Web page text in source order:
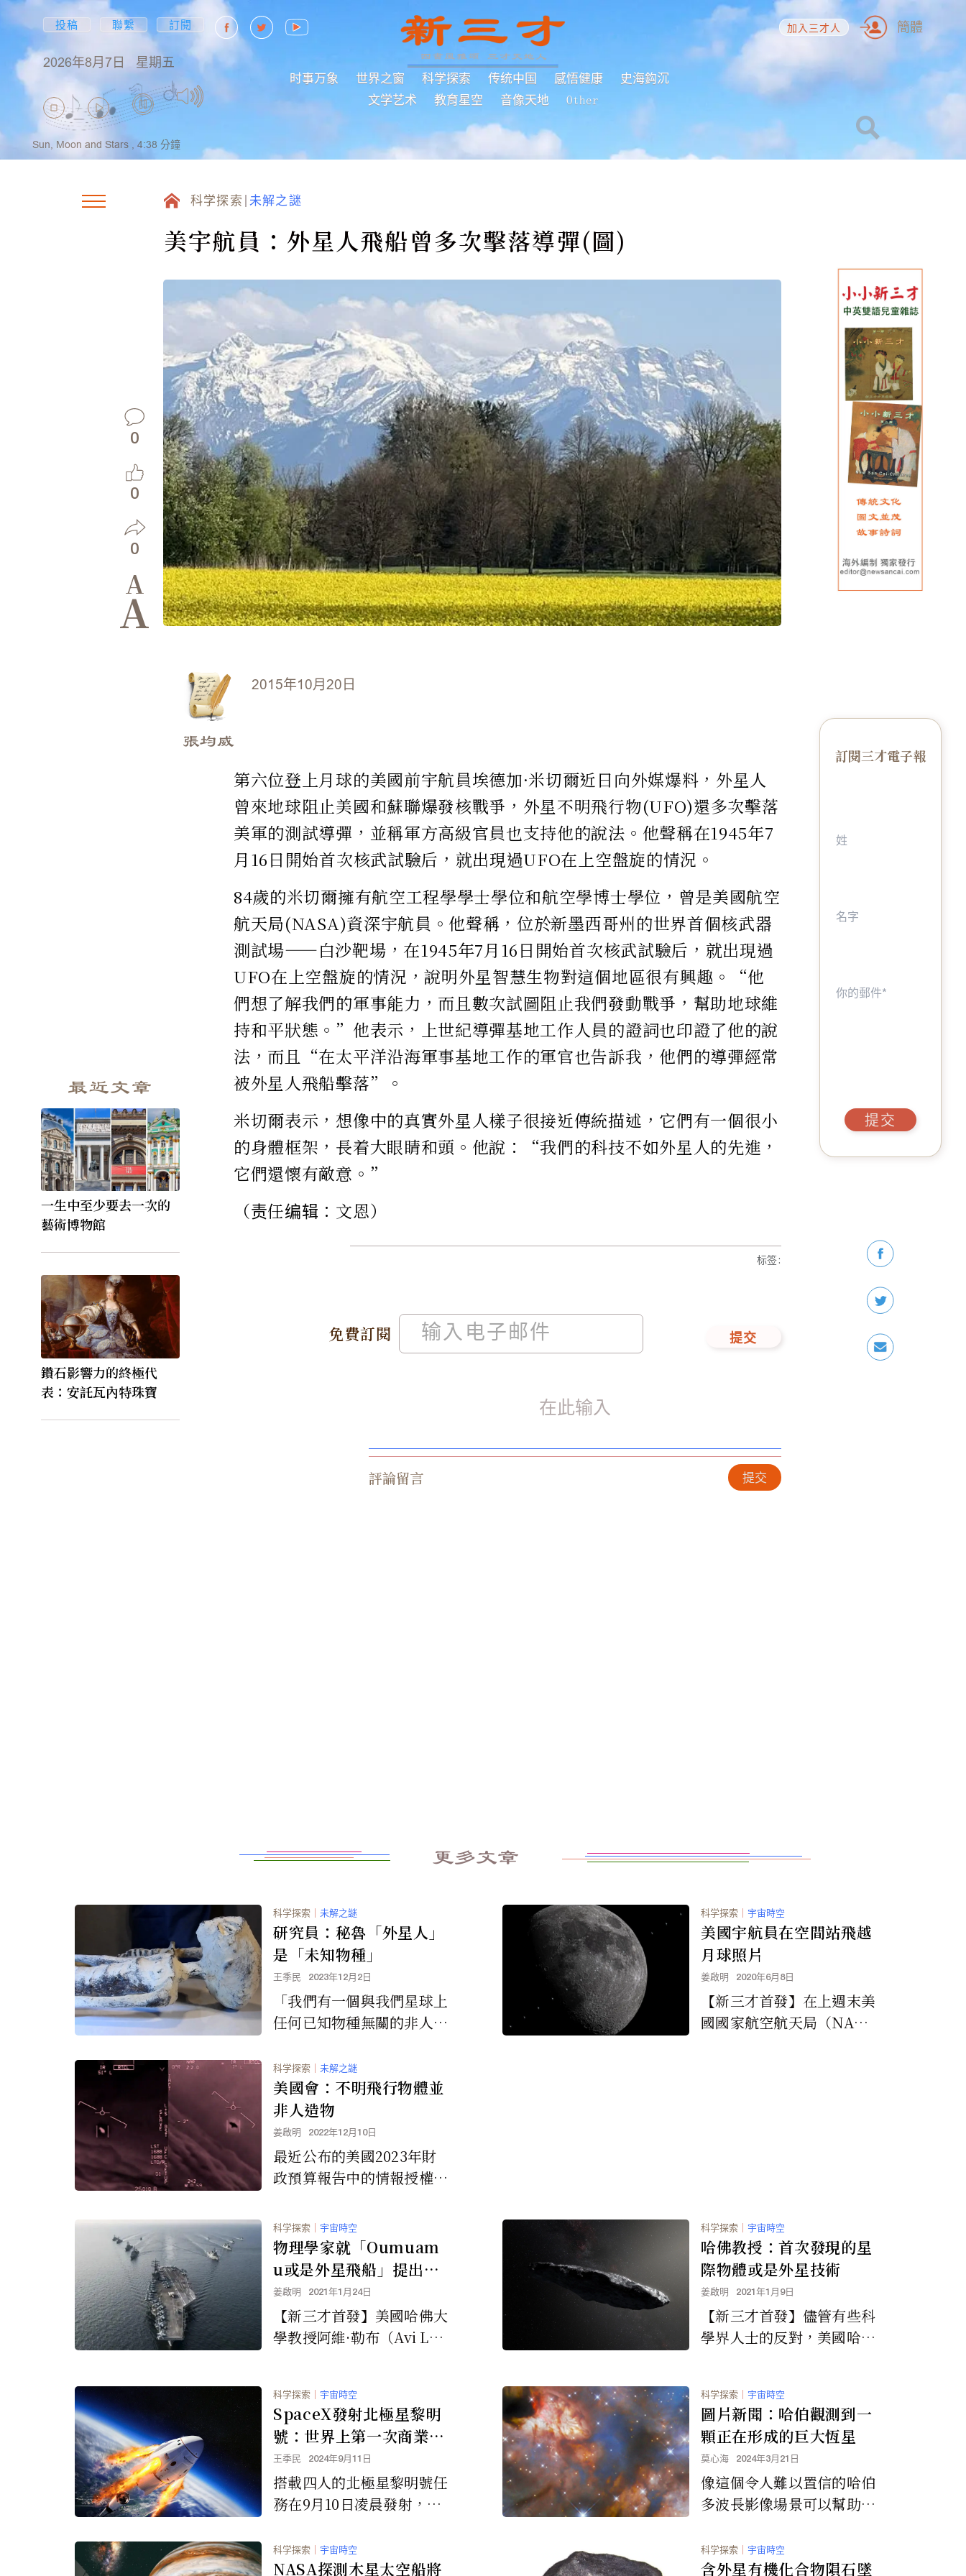
投稿 聯繫 訂閱
2026年8月7日 星期五
时事万象 世界之窗 科学探索 传统中国 感悟健康
史海鈎沉
文学艺术
教育星空 音像天地 Other
加入三才人 簡體
Sun, Moon and Stars , 4:38 分鐘
科学探索 未解之謎
美宇航員：外星人飛船曾多次擊落導彈(圖)
0
0
0
A
A
最近文章
一生中至少要去一次的
藝術博物館
鑽石影響力的終極代
表：安託瓦內特珠寶
2015年10月20日
張均威
第六位登上月球的美國前宇航員埃德加·米切爾近日向外媒爆料，外星人
曾來地球阻止美國和蘇聯爆發核戰爭，外星不明飛行物(UFO)還多次擊落
美軍的測試導彈，並稱軍方高級官員也支持他的說法。他聲稱在1945年7
月16日開始首次核武試驗后，就出現過UFO在上空盤旋的情況。
84歲的米切爾擁有航空工程學學士學位和航空學博士學位，曾是美國航空
航天局(NASA)資深宇航員。他聲稱，位於新墨西哥州的世界首個核武器
測試場——白沙靶場，在1945年7月16日開始首次核武試驗后，就出現過
UFO在上空盤旋的情況，說明外星智慧生物對這個地區很有興趣。“他
們想了解我們的軍事能力，而且數次試圖阻止我們發動戰爭，幫助地球維
持和平狀態。”他表示，上世紀導彈基地工作人員的證詞也印證了他的說
法，而且“在太平洋沿海軍事基地工作的軍官也告訴我，他們的導彈經常
被外星人飛船擊落”。
米切爾表示，想像中的真實外星人樣子很接近傳統描述，它們有一個很小
的身體框架，長着大眼睛和頭。他說：“我們的科技不如外星人的先進，
它們還懷有敵意。”
（责任编辑：文恩）
免費訂閱 提交
标签:
評論留言 提交
訂閱三才電子報
提交
更多文章
科学探索 ｜ 未解之謎
研究員：秘魯「外星人」
是「未知物種」
王季民 2023年12月2日
「我們有一個與我們星球上
任何已知物種無關的非人類
了解非人類技術和生物。」
科学探索 ｜ 宇宙時空
美國宇航員在空間站飛越
月球照片
姜啟明 2020年6月8日
【新三才首發】在上週末美
國國家航空航天局（NAS
科学探索 ｜ 未解之謎
美國會：不明飛行物體並
非人造物
姜啟明 2022年12月10日
最近公布的美國2023年財
政預算報告中的情報授權法
zation Act...
科学探索 ｜ 宇宙時空
物理學家就「Oumuam
u或是外星飛船」提出論
據
姜啟明 2021年1月24日
【新三才首發】美國哈佛大
學教授阿維·勒布（Avi Loe
2017...
科学探索 ｜ 宇宙時空
哈佛教授：首次發現的星
際物體或是外星技術
姜啟明 2021年1月9日
【新三才首發】儘管有些科
學界人士的反對，美國哈佛
次發現的星際...
科学探索 ｜ 宇宙時空
SpaceX發射北極星黎明
號：世界上第一次商業太
空漫步
王季民 2024年9月11日
搭載四人的北極星黎明號任
務在9月10日凌晨發射，將
科学探索 ｜ 宇宙時空
圖片新聞：哈伯觀測到一
顆正在形成的巨大恆星
莫心海 2024年3月21日
像這個令人難以置信的哈​​伯
多波長影像場景可以幫助我
最大、最亮的恆星是如何形
成的。
科学探索 ｜ 宇宙時空
NASA探測木星太空船將
科学探索 ｜ 宇宙時空
含外星有機化合物隕石墜